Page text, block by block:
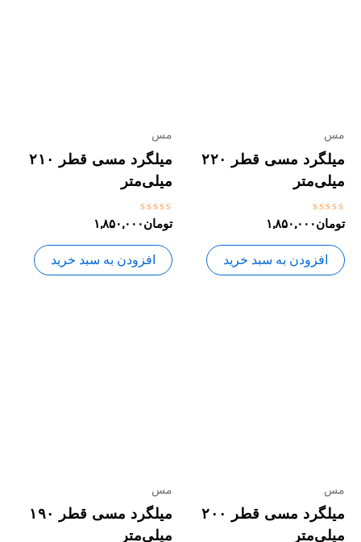
مس
میلگرد مسی قطر ۲۲۰
میلی‌متر
نمره
0
از
5
تومان۱,۸۵۰,۰۰۰
افزودن به سبد خرید
مس
میلگرد مسی قطر ۲۱۰
میلی‌متر
نمره
0
از
5
تومان۱,۸۵۰,۰۰۰
افزودن به سبد خرید
مس
میلگرد مسی قطر ۲۰۰
میلی‌متر
مس
میلگرد مسی قطر ۱۹۰
میلی‌متر